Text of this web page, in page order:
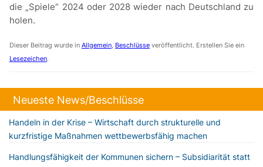
die „Spiele“ 2024 oder 2028 wieder nach Deutschland zu
holen.
Dieser Beitrag wurde in Allgemein, Beschlüsse veröffentlicht. Erstellen Sie ein
Lesezeichen.
Neueste News/Beschlüsse
Handeln in der Krise – Wirtschaft durch strukturelle und
kurzfristige Maßnahmen wettbewerbsfähig machen
Handlungsfähigkeit der Kommunen sichern – Subsidiarität statt